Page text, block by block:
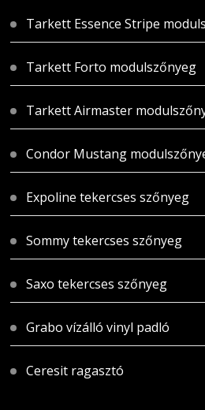
Tarkett Essence Stripe
Tarkett Forto modulszőnyeg
Tarkett Airmaster
Condor Mustang
Expoline tekercses szőnyeg
Sommy tekercses szőnyeg
Saxo tekercses szőnyeg
Grabo vízálló vinyl padló
Ceresit ragasztó